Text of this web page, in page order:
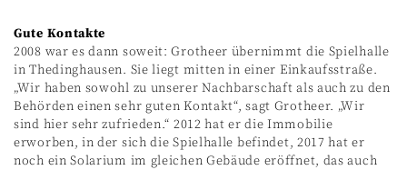
Gute Kontakte
2008 war es dann soweit: Grotheer übernimmt die Spielhalle
in Thedinghausen. Sie liegt mitten in einer Einkaufsstraße.
„Wir haben sowohl zu unserer Nachbarschaft als auch zu den
Behörden einen sehr guten Kontakt“, sagt Grotheer. „Wir
sind hier sehr zufrieden.“ 2012 hat er die Immobilie
erworben, in der sich die Spielhalle befindet, 2017 hat er
noch ein Solarium im gleichen Gebäude eröffnet, das auch